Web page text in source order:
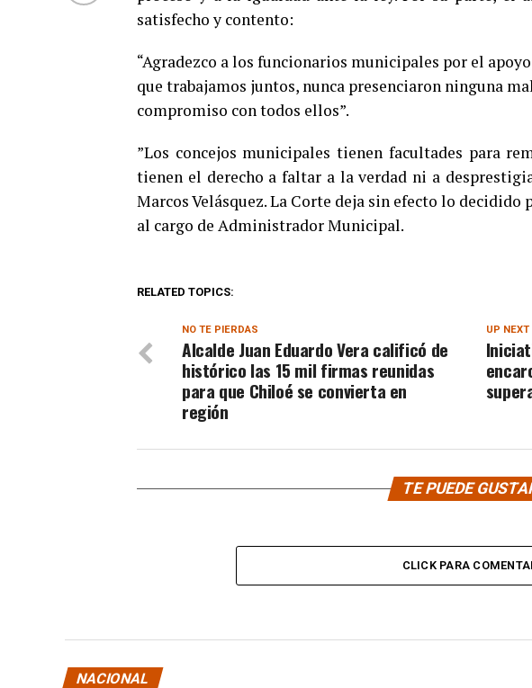
satisfecho y contento:
“Agradezco a los funcionarios municipales por el
que trabajamos juntos, nunca presenciaron ninguna
compromiso con todos ellos”.
”Los concejos municipales tienen facultades para
tienen el derecho a faltar a la verdad ni a
Marcos Velásquez. La Corte deja sin efecto lo
al cargo de Administrador Municipal.
RELATED TOPICS:
UP NEXT
NO TE PIERDAS
Alcalde Juan Eduardo Vera calificó de
histórico las 15 mil firmas reunidas
para que Chiloé se convierta en
región
TE PUEDE
CLICK PARA
NACIONAL